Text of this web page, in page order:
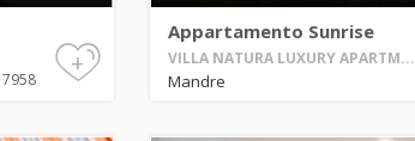
7958
+
Appartamento Sunrise
VILLA NATURA LUXURY APARTM...
Mandre